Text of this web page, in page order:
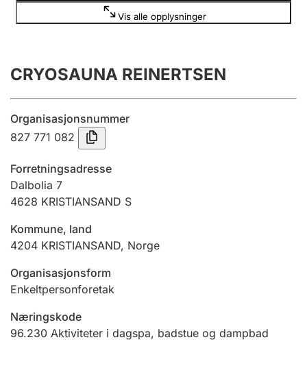
Årsregnskap
Innsending og forsinkelsesgebyr
Tinglysing
Jeger
Ektepaktveileder
Offentlig sektor
Vis alle opplysninger
CRYOSAUNA REINERTSEN
Organisasjonsnummer
827 771 082
Forretningsadresse
Dalbolia 7
4628 KRISTIANSAND S
Kommune, land
4204 KRISTIANSAND, Norge
Organisasjonsform
Enkeltpersonforetak
Næringskode
96.230 Aktiviteter i dagspa, badstue og dampbad